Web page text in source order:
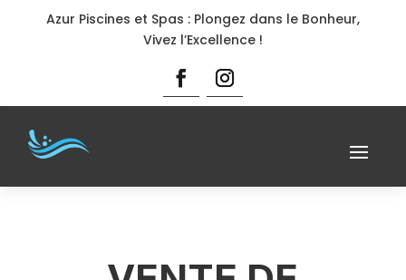
Azur Piscines et Spas : Plongez dans le Bonheur,
Vivez l’Excellence !